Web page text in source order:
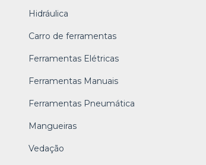
Hidráulica
Carro de ferramentas
Ferramentas Elétricas
Ferramentas Manuais
Ferramentas Pneumática
Mangueiras
Vedação